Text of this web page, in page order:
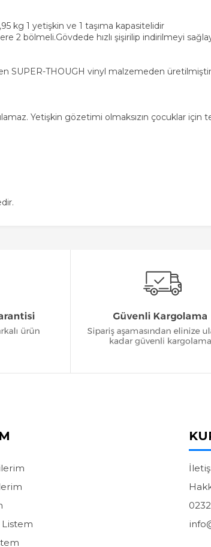
kg 1 yetişkin ve 1 taşıma kapasitelidir
2 bölmeli.Gövdede hızlı şişirilip indirilmeyi
SUPER-THOUGH vinyl malzemeden üretilmiştir
Yetişkin gözetimi olmaksızın çocuklar